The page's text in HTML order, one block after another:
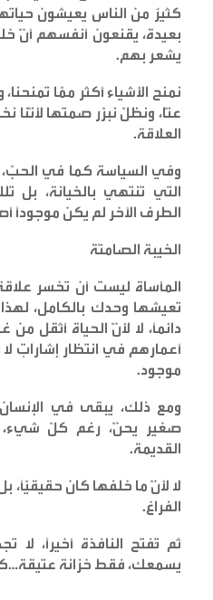
كثيرٌ من الناس يعيشون
بعيدة، يقنعون أنفسهم أنّ
يشعر بهم.
نمنح الأشياء أكثر ممّا
عنّا، ونظلّ نبرّر صمتها لأنّنا
العلاقة.
وفي السياسة كما في
التي تنتهي بالخيانة،
الطرف الآخر لم يكن موجودًا
الخيبة الصامتة
المأساة ليست أن تخسر
تعيشها وحدك بالكامل،
دائمًا، لا لأنّ الحياة أثقل
أعمارهم في انتظار إشاراتٍ
موجود.
ومع ذلك، يبقى في
صغير يحنّ، رغم كلّ شيء،
القديمة.
لا لأنّ ما خلفها كان حقيقيًّا،
الفراغ.
ثم تُفتح النافذة أخيرًا، لا
يسمعك، فقط خزانة